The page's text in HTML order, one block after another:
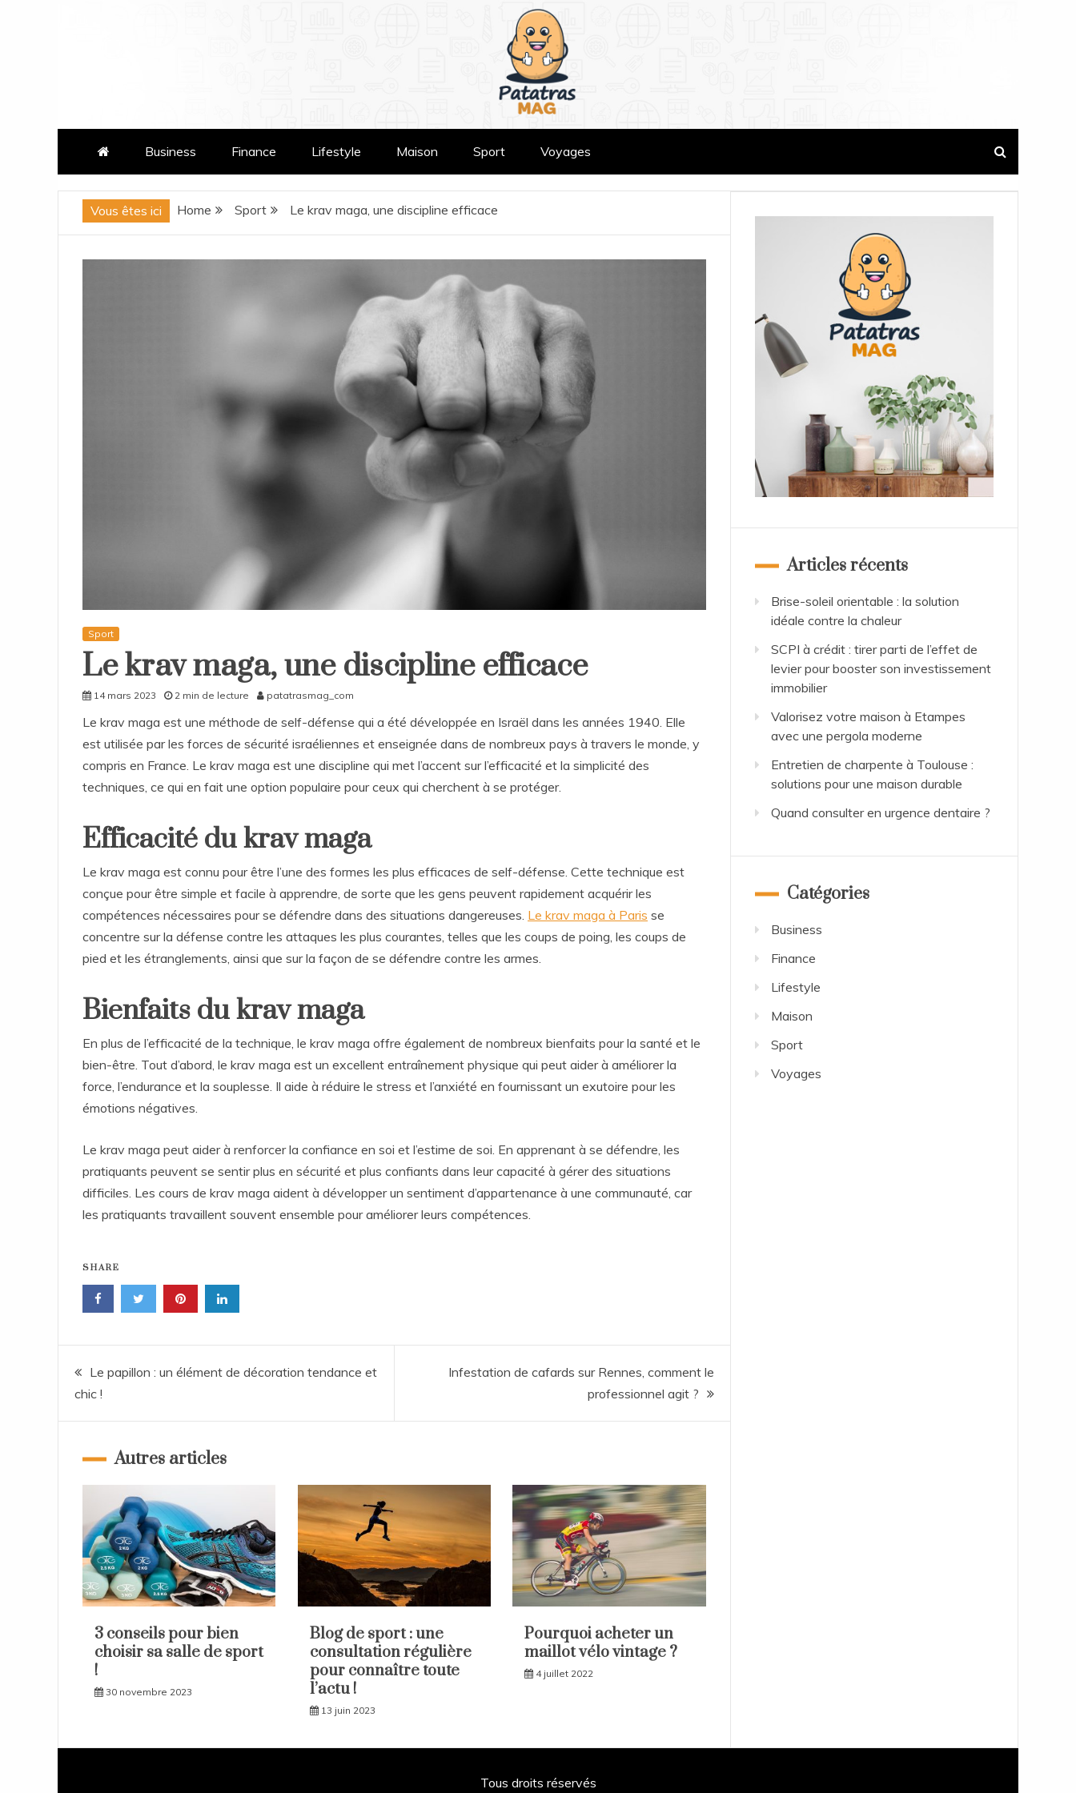
patatrasmag.com
Business Finance Lifestyle Maison Sport Voyages
Vous êtes ici Home Sport Le krav maga, une discipline efficace
Sport
Le krav maga, une discipline efficace
14 mars 2023 2 min de lecture patatrasmag_com
Le krav maga est une méthode de self-défense qui a été développée en Israël dans les années 1940. Elle
est utilisée par les forces de sécurité israéliennes et enseignée dans de nombreux pays à travers le monde, y
compris en France. Le krav maga est une discipline qui met l’accent sur l’efficacité et la simplicité des
techniques, ce qui en fait une option populaire pour ceux qui cherchent à se protéger.
Efficacité du krav maga
Le krav maga est connu pour être l’une des formes les plus efficaces de self-défense. Cette technique est
conçue pour être simple et facile à apprendre, de sorte que les gens peuvent rapidement acquérir les
compétences nécessaires pour se défendre dans des situations dangereuses. Le krav maga à Paris se
concentre sur la défense contre les attaques les plus courantes, telles que les coups de poing, les coups de
pied et les étranglements, ainsi que sur la façon de se défendre contre les armes.
Bienfaits du krav maga
En plus de l’efficacité de la technique, le krav maga offre également de nombreux bienfaits pour la santé et le
bien-être. Tout d’abord, le krav maga est un excellent entraînement physique qui peut aider à améliorer la
force, l’endurance et la souplesse. Il aide à réduire le stress et l’anxiété en fournissant un exutoire pour les
émotions négatives.
Le krav maga peut aider à renforcer la confiance en soi et l’estime de soi. En apprenant à se défendre, les
pratiquants peuvent se sentir plus en sécurité et plus confiants dans leur capacité à gérer des situations
difficiles. Les cours de krav maga aident à développer un sentiment d’appartenance à une communauté, car
les pratiquants travaillent souvent ensemble pour améliorer leurs compétences.
SHARE
Navigation
de
l’article
Le papillon : un élément de décoration tendance et
chic !
Infestation de cafards sur Rennes, comment le
professionnel agit ?
Autres articles
3 conseils pour bien
choisir sa salle de sport
!
30 novembre 2023
Blog de sport : une
consultation régulière
pour connaître toute
l’actu !
13 juin 2023
Pourquoi acheter un
maillot vélo vintage ?
4 juillet 2022
Articles récents
Brise-soleil orientable : la solution
idéale contre la chaleur
SCPI à crédit : tirer parti de l’effet de
levier pour booster son investissement
immobilier
Valorisez votre maison à Etampes
avec une pergola moderne
Entretien de charpente à Toulouse :
solutions pour une maison durable
Quand consulter en urgence dentaire ?
Catégories
Business
Finance
Lifestyle
Maison
Sport
Voyages
Tous droits réservés